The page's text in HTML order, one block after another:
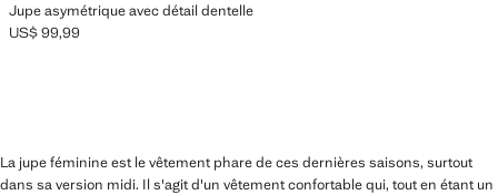
Jupe asymétrique avec détail dentelle
Prix actuel [US$ 99,99 ]
US$ 99,99
La jupe féminine est le vêtement phare de ces dernières saisons, surtout
dans sa version midi. Il s'agit d'un vêtement confortable qui, tout en étant un